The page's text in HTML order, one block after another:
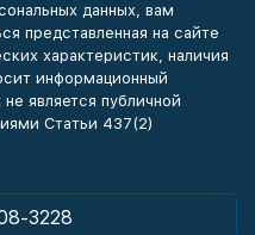
данных, вам
представленная на сайте
характеристик, наличия
информационный
является публичной
Статьи 437(2)
3228